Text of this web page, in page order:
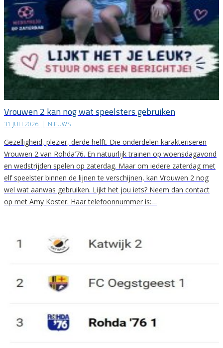
Vrouwen 2 kan nog wat speelsters gebruiken
31 JULI 2026 | NIEUWS
Gezelligheid, plezier, derde helft. Die onderdelen karakteriseren
Vrouwen 2 van Rohda’76. En natuurlijk trainen op woensdagavond
en wedstrijden spelen op zaterdag. Maar om iedere zaterdag met
elf speelster binnen de lijnen te verschijnen, kan Vrouwen 2 nog
wel wat aanwas gebruiken. Lijkt het jou iets? Neem dan contact
op met Amy Koster. Haar telefoonnummer is:…